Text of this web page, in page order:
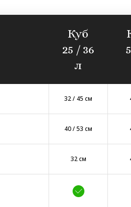
Куб
25 / 36
л
32 / 45 см
40 / 53 см
32 см